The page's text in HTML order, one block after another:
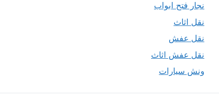
نجار فتح ابواب
نقل اثاث
نقل عفش
نقل عفش اثاث
ونش سيارات